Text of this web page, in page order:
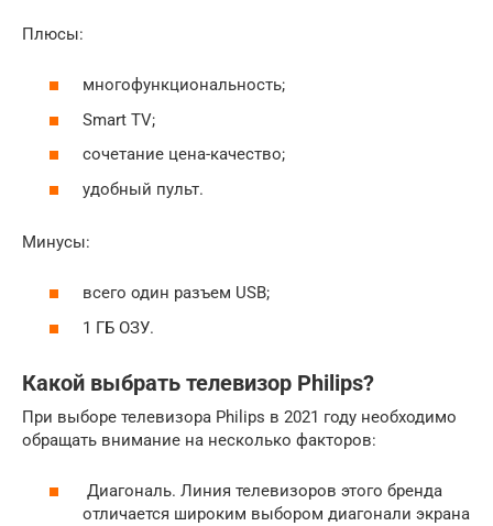
Плюсы:
многофункциональность;
Smart TV;
сочетание цена-качество;
удобный пульт.
Минусы:
всего один разъем USB;
1 ГБ ОЗУ.
Какой выбрать телевизор Philips?
При выборе телевизора Philips в 2021 году необходимо
обращать внимание на несколько факторов:
Диагональ. Линия телевизоров этого бренда
отличается широким выбором диагонали экрана